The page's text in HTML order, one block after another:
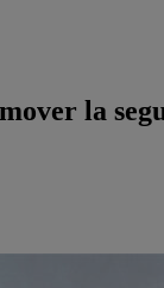
la